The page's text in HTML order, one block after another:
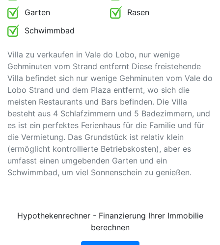
Garten
Rasen
Schwimmbad
Villa zu verkaufen in Vale do Lobo, nur wenige
Gehminuten vom Strand entfernt Diese freistehende
Villa befindet sich nur wenige Gehminuten vom Vale do
Lobo Strand und dem Plaza entfernt, wo sich die
meisten Restaurants und Bars befinden. Die Villa
besteht aus 4 Schlafzimmern und 5 Badezimmern, und
es ist ein perfektes Ferienhaus für die Familie und für
die Vermietung. Das Grundstück ist relativ klein
(ermöglicht kontrollierte Betriebskosten), aber es
umfasst einen umgebenden Garten und ein
Schwimmbad, um viel Sonnenschein zu genießen.
Hypothekenrechner - Finanzierung Ihrer Immobilie
berechnen